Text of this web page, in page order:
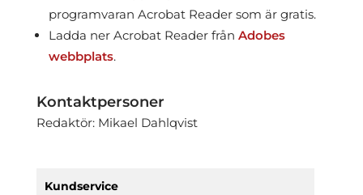
Kundservice
programvaran Acrobat Reader som är gratis.
Ladda ner Acrobat Reader från Adobes
webbplats.
Kontaktpersoner
Redaktör: Mikael Dahlqvist